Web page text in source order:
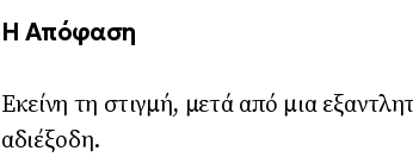
Η Απόφαση
Εκείνη τη στιγμή, μετά από μια
αδιέξοδη.